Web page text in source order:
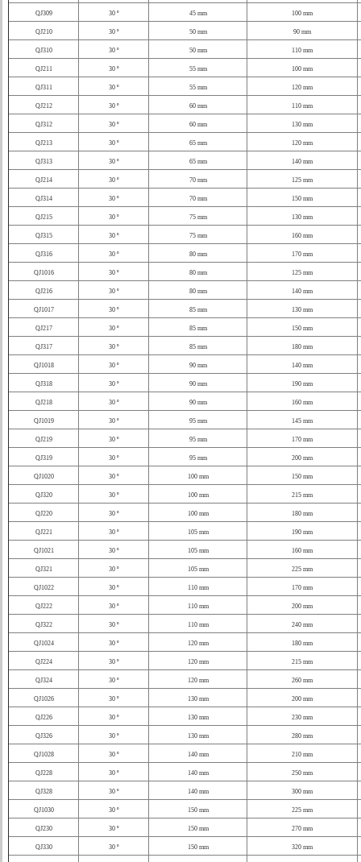
QJ309 30 º 45 mm 100 mm
QJ210 30 º 50 mm 90 mm
QJ310 30 º 50 mm 110 mm
QJ211 30 º 55 mm 100 mm
QJ311 30 º 55 mm 120 mm
QJ212 30 º 60 mm 110 mm
QJ312 30 º 60 mm 130 mm
QJ213 30 º 65 mm 120 mm
QJ313 30 º 65 mm 140 mm
QJ214 30 º 70 mm 125 mm
QJ314 30 º 70 mm 150 mm
QJ215 30 º 75 mm 130 mm
QJ315 30 º 75 mm 160 mm
QJ316 30 º 80 mm 170 mm
QJ1016 30 º 80 mm 125 mm
QJ216 30 º 80 mm 140 mm
QJ1017 30 º 85 mm 130 mm
QJ217 30 º 85 mm 150 mm
QJ317 30 º 85 mm 180 mm
QJ1018 30 º 90 mm 140 mm
QJ318 30 º 90 mm 190 mm
QJ218 30 º 90 mm 160 mm
QJ1019 30 º 95 mm 145 mm
QJ219 30 º 95 mm 170 mm
QJ319 30 º 95 mm 200 mm
QJ1020 30 º 100 mm 150 mm
QJ320 30 º 100 mm 215 mm
QJ220 30 º 100 mm 180 mm
QJ221 30 º 105 mm 190 mm
QJ1021 30 º 105 mm 160 mm
QJ321 30 º 105 mm 225 mm
QJ1022 30 º 110 mm 170 mm
QJ222 30 º 110 mm 200 mm
QJ322 30 º 110 mm 240 mm
QJ1024 30 º 120 mm 180 mm
QJ224 30 º 120 mm 215 mm
QJ324 30 º 120 mm 260 mm
QJ1026 30 º 130 mm 200 mm
QJ226 30 º 130 mm 230 mm
QJ326 30 º 130 mm 280 mm
QJ1028 30 º 140 mm 210 mm
QJ228 30 º 140 mm 250 mm
QJ328 30 º 140 mm 300 mm
QJ1030 30 º 150 mm 225 mm
QJ230 30 º 150 mm 270 mm
QJ330 30 º 150 mm 320 mm